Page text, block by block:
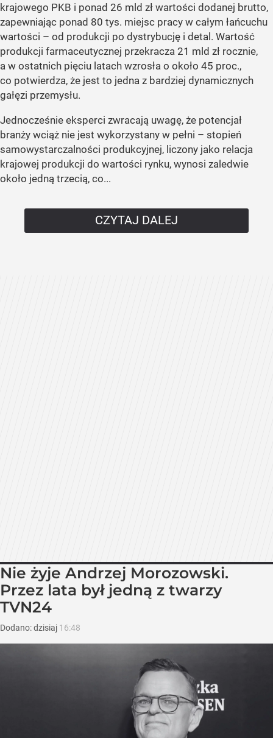
krajowego PKB i ponad 26 mld zł wartości dodanej brutto,
zapewniając ponad 80 tys. miejsc pracy w całym łańcuchu
wartości – od produkcji po dystrybucję i detal. Wartość
produkcji farmaceutycznej przekracza 21 mld zł rocznie,
a w ostatnich pięciu latach wzrosła o około 45 proc.,
co potwierdza, że jest to jedna z bardziej dynamicznych
gałęzi przemysłu.
Jednocześnie eksperci zwracają uwagę, że potencjał
branży wciąż nie jest wykorzystany w pełni – stopień
samowystarczalności produkcyjnej, liczony jako relacja
krajowej produkcji do wartości rynku, wynosi zaledwie
około jedną trzecią, co...
CZYTAJ DALEJ
Nie żyje Andrzej Morozowski.
Przez lata był jedną z twarzy
TVN24
Dodano:dzisiaj 16:48